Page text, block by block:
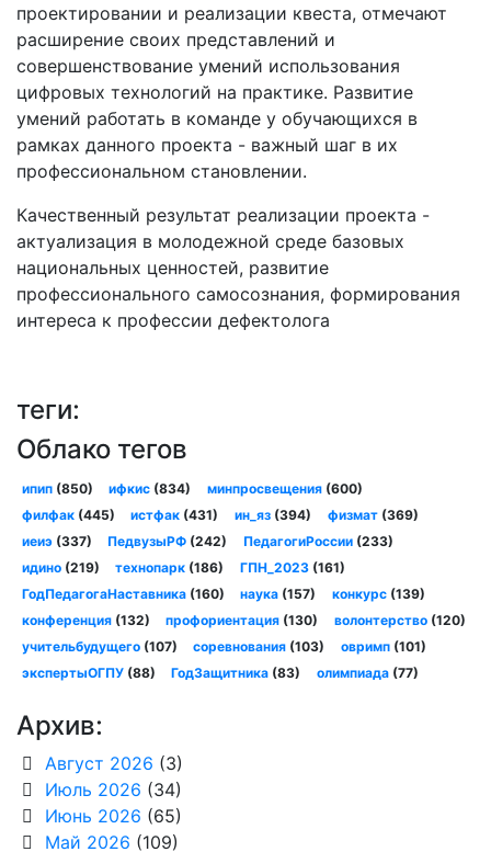
проектировании и реализации квеста, отмечают
расширение своих представлений и
совершенствование умений использования
цифровых технологий на практике. Развитие
умений работать в команде у обучающихся в
рамках данного проекта - важный шаг в их
профессиональном становлении.
Качественный результат реализации проекта -
актуализация в молодежной среде базовых
национальных ценностей, развитие
профессионального самосознания, формирования
интереса к профессии дефектолога
теги:
Облако тегов
ипип(850) ифкис (834) минпросвещения(600)
филфак(445) истфак (431) ин_яз(394) физмат(369)
иеиэ(337) ПедвузыРФ (242) ПедагогиРоссии(233)
идино(219) технопарк (186) ГПН_2023(161)
ГодПедагогаНаставника(160) наука (157) конкурс(139)
конференция(132) профориентация (130) волонтерство(120)
учительбудущего(107) соревнования (103) овримп(101)
экспертыОГПУ(88) ГодЗащитника (83) олимпиада(77)
Архив:
Август 2026 (3)
Июль 2026 (34)
Июнь 2026 (65)
Май 2026 (109)